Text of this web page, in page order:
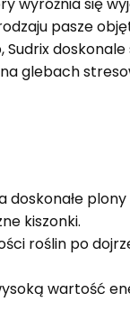
pasze
glebach
plony
kiszonki.
roślin po
wartość